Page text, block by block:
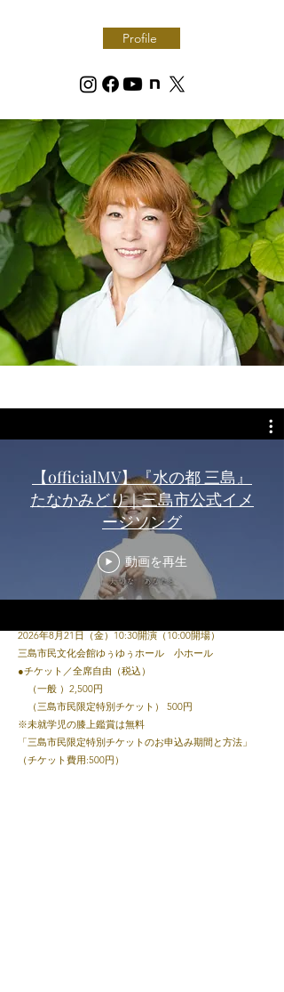
Profile
【officialMV】『水の都 三島』
たなかみどり｜三島市公式イメ
ージソング
動画を再生
YouTube
しあわせ虹色⭐︎
ファミリーコンサート
三島市民文化会館小ホール客席がリューアルされること
その完成セレモニーに合わせてコンサート開催します！
2026年8月21日（金）10:30開演（10:00開場）
三島市民文化会館ゆぅゆぅホール 小ホール
●チケット／全席自由（税込）
（一般 ）2,500円
（三島市民限定特別チケット） 500円
※未就学児の膝上鑑賞は無料
「三島市民限定特別チケットのお申込み期間と方法」
（チケット費用:500円）